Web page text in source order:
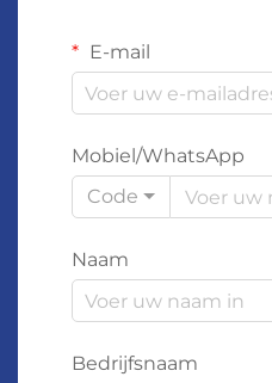
E-mail
Mobiel/WhatsApp
Code
Naam
Bedrijfsnaam